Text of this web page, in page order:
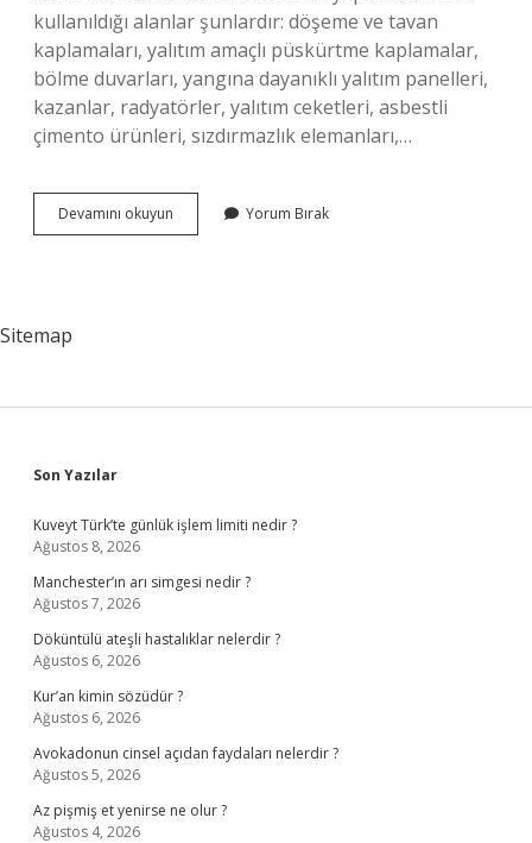
kullanıldığı alanlar şunlardır: döşeme ve tavan
kaplamaları, yalıtım amaçlı püskürtme kaplamalar,
bölme duvarları, yangına dayanıklı yalıtım panelleri,
kazanlar, radyatörler, yalıtım ceketleri, asbestli
çimento ürünleri, sızdırmazlık elemanları,…
Devamını okuyun Betonda
Asbest
Yorum Bırak
Sitemap
Sidebar
Son Yazılar
Kuveyt Türk’te günlük işlem limiti nedir ?
Ağustos 8, 2026
Manchester’ın arı simgesi nedir ?
Ağustos 7, 2026
Döküntülü ateşli hastalıklar nelerdir ?
Ağustos 6, 2026
Kur’an kimin sözüdür ?
Ağustos 6, 2026
Avokadonun cinsel açıdan faydaları nelerdir ?
Ağustos 5, 2026
Az pişmiş et yenirse ne olur ?
Ağustos 4, 2026